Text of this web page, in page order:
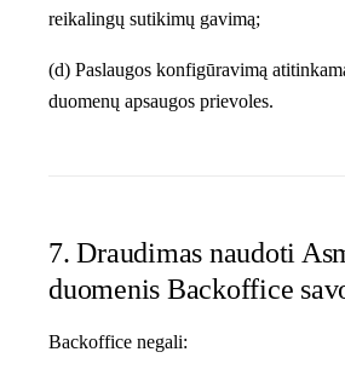
reikalingų sutikimų gavimą;
(d) Paslaugos konfigūravimą
duomenų apsaugos prievoles.
7. Draudimas naudoti
duomenis Backoffice
Backoffice negali: